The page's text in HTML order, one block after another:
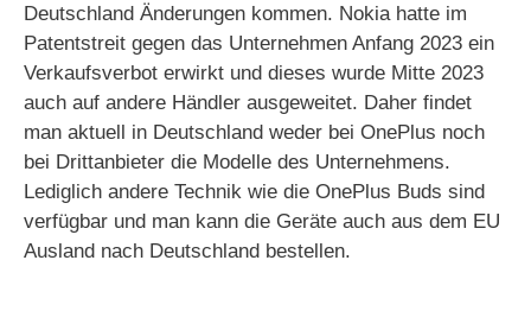
Deutschland Änderungen kommen. Nokia hatte im
Patentstreit gegen das Unternehmen Anfang 2023 ein
Verkaufsverbot erwirkt und dieses wurde Mitte 2023
auch auf andere Händler ausgeweitet. Daher findet
man aktuell in Deutschland weder bei OnePlus noch
bei Drittanbieter die Modelle des Unternehmens.
Lediglich andere Technik wie die OnePlus Buds sind
verfügbar und man kann die Geräte auch aus dem EU
Ausland nach Deutschland bestellen.